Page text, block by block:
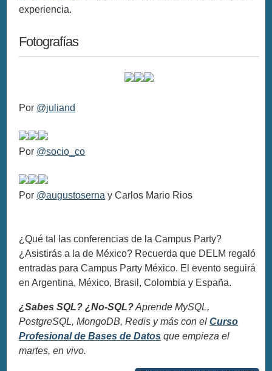
experiencia.
Fotografías
Por @juliand
Por @socio_co
Por @augustoserna y Carlos Mario Rios
¿Qué tal las conferencias de la Campus Party?
¿Asistirás a la de México? Recuerda que DELM regaló
entradas para Campus Party México. El evento seguirá
en Argentina, México, Brasil, Colombia y España.
¿Sabes SQL? ¿No-SQL?Aprende MySQL,
PostgreSQL, MongoDB, Redis y más con elCurso
Profesional de Bases de Datos que empieza el
martes, en vivo.